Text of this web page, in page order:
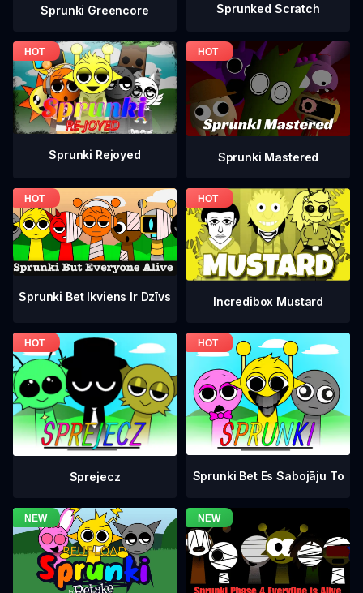
Sprunki Greencore Sprunked Scratch
Sprunki Rejoyed Sprunki Mastered
Sprunki Bet Ikviens Ir Dzīvs Incredibox Mustard
Sprejecz Sprunki Bet Es Sabojāju To